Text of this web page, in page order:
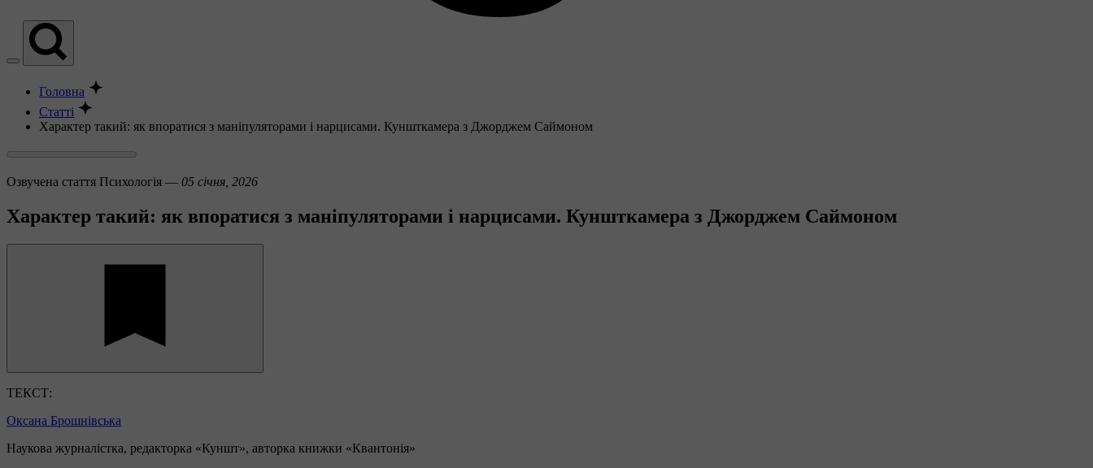
Головна
Статті
Характер такий: як впоратися з маніпуляторами і нарцисами. Куншткамера з Джорджем Саймоном
Озвучена стаття Психологія — 05 січня, 2026
Характер такий: як впоратися з маніпуляторами і нарцисами. Куншткамера з Джорджем Саймоном
ТЕКСТ:
Оксана Брошнівська
Наукова журналістка, редакторка «Куншт», авторка книжки «Квантонія»